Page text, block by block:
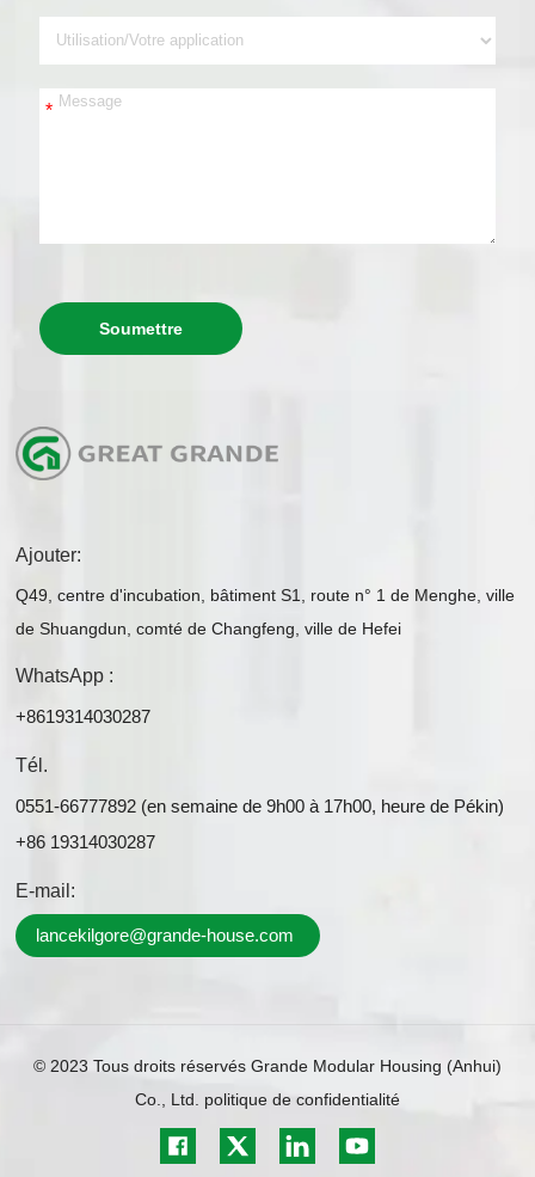
*
Soumettre
Ajouter:
Q49, centre d'incubation, bâtiment S1, route n° 1 de Menghe, ville
de Shuangdun, comté de Changfeng, ville de Hefei
WhatsApp :
+8619314030287
Tél.
0551-66777892 (en semaine de 9h00 à 17h00, heure de Pékin)
+86 19314030287
E-mail:
lancekilgore@grande-house.com
© 2023 Tous droits réservés Grande Modular Housing (Anhui)
Co., Ltd. politique de confidentialité